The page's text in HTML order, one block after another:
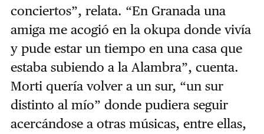
conciertos”, relata. “En Granada una
amiga me acogió en la okupa donde vivía
y pude estar un tiempo en una casa que
estaba subiendo a la Alambra”, cuenta.
Morti quería volver a un sur, “un sur
distinto al mío” donde pudiera seguir
acercándose a otras músicas, entre ellas,